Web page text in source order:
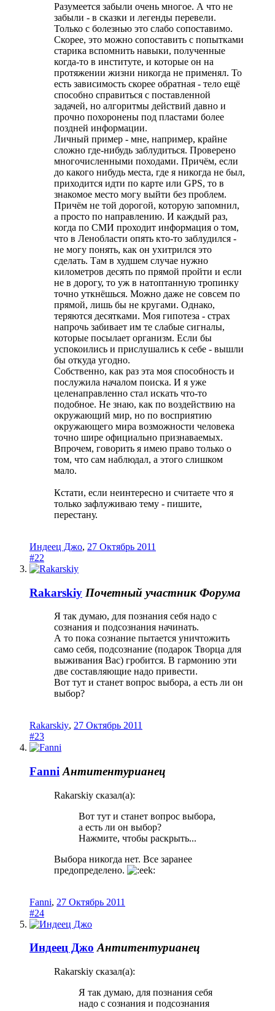
Разумеется забыли очень многое. А что не
забыли - в сказки и легенды перевели.
Только с болезнью это слабо сопоставимо.
Скорее, это можно сопоставить с попытками
старика вспомнить навыки, полученные
когда-то в институте, и которые он на
протяжении жизни никогда не применял. То
есть зависимость скорее обратная - тело ещё
способно справиться с поставленной
задачей, но алгоритмы действий давно и
прочно похоронены под пластами более
поздней информации.
Личный пример - мне, например, крайне
сложно где-нибудь заблудиться. Проверено
многочисленными походами. Причём, если
до какого нибудь места, где я никогда не был,
приходится идти по карте или GPS, то в
знакомое место могу выйти без проблем.
Причём не той дорогой, которую запомнил,
а просто по направлению. И каждый раз,
когда по СМИ проходит информация о том,
что в Ленобласти опять кто-то заблудился -
не могу понять, как он ухитрился это
сделать. Там в худшем случае нужно
километров десять по прямой пройти и если
не в дорогу, то уж в натоптанную тропинку
точно уткнёшься. Можно даже не совсем по
прямой, лишь бы не кругами. Однако,
теряются десятками. Моя гипотеза - страх
напрочь забивает им те слабые сигналы,
которые посылает организм. Если бы
успокоились и прислушались к себе - вышли
бы откуда угодно.
Собственно, как раз эта моя способность и
послужила началом поиска. И я уже
целенаправленно стал искать что-то
подобное. Не знаю, как по воздействию на
окружающий мир, но по восприятию
окружающего мира возможности человека
точно шире официально признаваемых.
Впрочем, говорить я имею право только о
том, что сам наблюдал, а этого слишком
мало.
Кстати, если неинтересно и считаете что я
только зафлуживаю тему - пишите,
перестану.
Индеец Джо, 27 Октябрь 2011
#22
Rakarskiy Почетный участник Форума
Я так думаю, для познания себя надо с
сознания и подсознания начинать.
А то пока сознание пытается уничтожить
само себя, подсознание (подарок Творца для
выживания Вас) гробится. В гармонию эти
две составляющие надо привести.
Вот тут и станет вопрос выбора, а есть ли он
выбор?
Rakarskiy, 27 Октябрь 2011
#23
Fanni Антитентурианец
Rakarskiy сказал(а):
Вот тут и станет вопрос выбора,
а есть ли он выбор?
Нажмите, чтобы раскрыть...
Выбора никогда нет. Все заранее
предопределено.
Fanni, 27 Октябрь 2011
#24
Индеец Джо Антитентурианец
Rakarskiy сказал(а):
Я так думаю, для познания себя
надо с сознания и подсознания